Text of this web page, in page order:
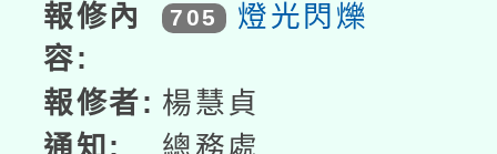
705 燈光閃爍
楊慧貞
總務處